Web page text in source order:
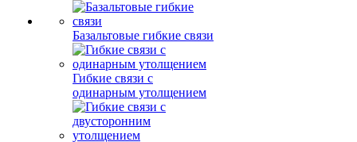
Базальтовые гибкие связи
Гибкие связи с
одинарным утолщением